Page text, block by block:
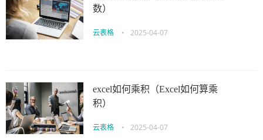
数）
云表格 • 2025-04-07
excel如何乘积（Excel如何算乘
积）
云表格 • 2025-04-07